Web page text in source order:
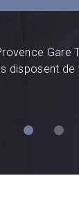
Gare
disposent